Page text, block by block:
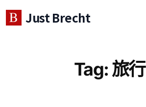
Just Brecht
Tag: 旅行